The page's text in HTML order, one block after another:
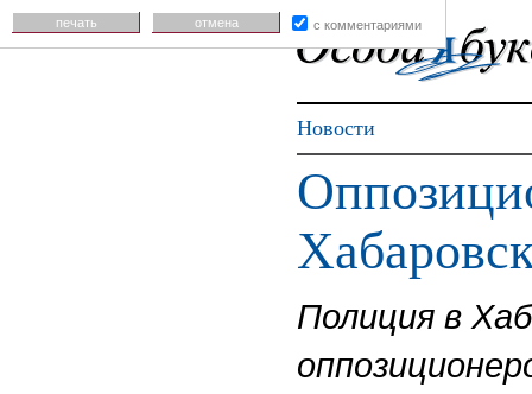
Новости
Полиция в
печать отмена с комментариями